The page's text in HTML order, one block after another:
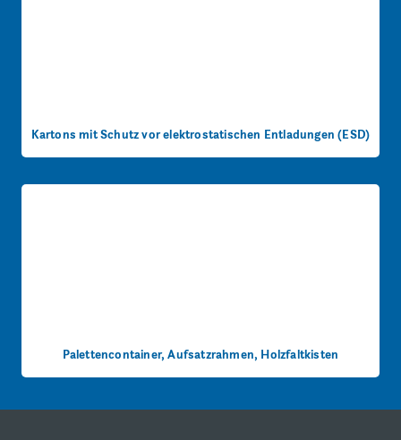
Kartons mit Schutz vor elektrostatischen Entladungen (ESD)
Palettencontainer, Aufsatzrahmen, Holzfaltkisten